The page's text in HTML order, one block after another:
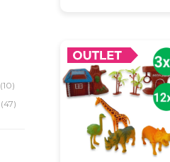
(10)
(47)